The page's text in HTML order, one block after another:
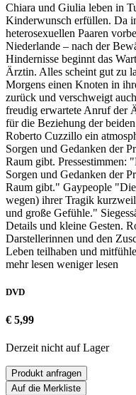
Chiara und Giulia leben in
Kinderwunsch erfüllen. Da
heterosexuellen Paaren
Niederlande – nach der
Hindernisse beginnt das
Ärztin. Alles scheint gut zu
Morgens einen Knoten in
zurück und verschweigt
freudig erwartete Anruf der
für die Beziehung der
Roberto Cuzzillo ein
Sorgen und Gedanken der
Raum gibt. Pressestimmen:
Sorgen und Gedanken der
Raum gibt." Gaypeople
wegen) ihrer Tragik
und große Gefühle."
Details und kleine Gesten.
Darstellerinnen und den
Leben teilhaben und
mehr lesen weniger lesen
DVD
€ 5,99
Derzeit nicht auf Lager
Produkt anfragen
Auf die Merkliste